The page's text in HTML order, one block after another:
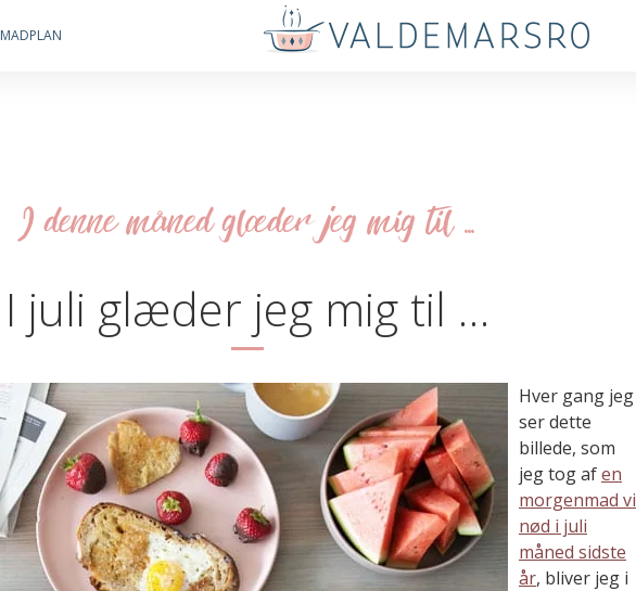
MADPLAN
I denne måned glæder jeg mig til ...
I juli glæder jeg mig til …
Hver gang jeg
ser dette
billede, som
jeg tog afen
morgenmad vi
nød i juli
måned sidste
år, bliver jeg i